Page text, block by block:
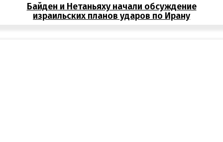
Байден и Нетаньяху начали обсуждение
израильских планов ударов по Ирану